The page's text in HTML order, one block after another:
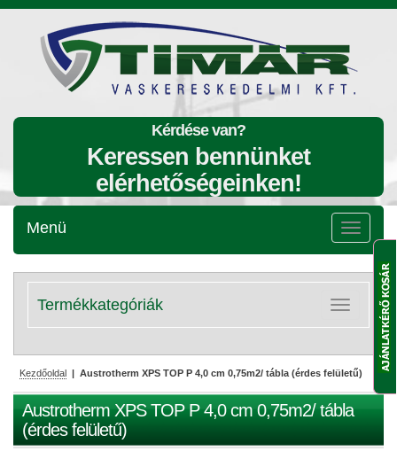
Kérdése van?
Keressen bennünket
elérhetőségeinken!
Menü
Menü
Kategóriák
lenyitása
Termékkategóriák
Kezdőoldal | Austrotherm XPS TOP P 4,0 cm 0,75m2/ tábla (érdes felületű)
Austrotherm XPS TOP P 4,0 cm 0,75m2/ tábla
(érdes felületű)